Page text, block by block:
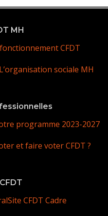
MH
CFDT
L’organisation sociale MH
programme 2023-2027
et faire voter CFDT ?
Site CFDT Cadre